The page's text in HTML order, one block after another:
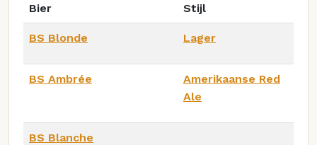
Bier Stijl
BS Blonde Lager
BS Ambrée
Amerikaanse Red
Ale
BS Blanche